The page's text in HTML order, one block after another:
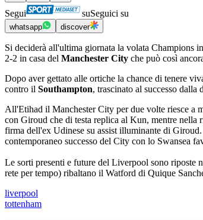
Segui suSeguici su
whatsapp discover
Si deciderà all'ultima giornata la volata Champions
2-2 in casa del Manchester City che può così
Dopo aver gettato alle ortiche la chance di tenere
contro il Southampton, trascinato al successo
All'Etihad il Manchester City per due volte riesce a
con Giroud che di testa replica al Kun, mentre nella
firma dell'ex Udinese su assist illuminante di
contemporaneo successo del City con lo Swansea
Le sorti presenti e future del Liverpool sono riposte
rete per tempo) ribaltano il Watford di Quique
liverpool
tottenham